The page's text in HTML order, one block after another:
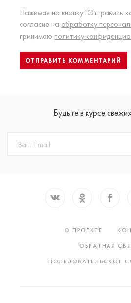
Нажимая на кнопку "Отправить
согласие на обработку
принимаю политику
Будьте в курсе
О ПРОЕКТЕ
ОБРАТНАЯ
ПОЛЬЗОВАТЕЛЬСКОЕ